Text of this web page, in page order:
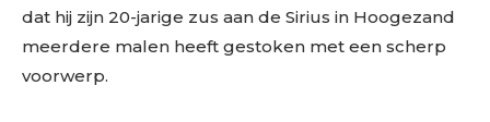
dat hij zijn 20-jarige zus aan de Sirius in Hoogezand
meerdere malen heeft gestoken met een scherp
voorwerp.